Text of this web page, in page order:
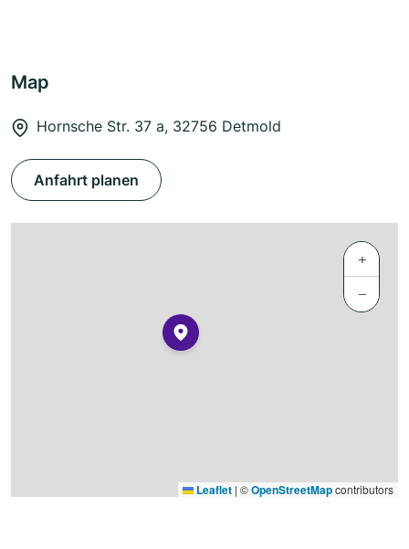
Map
Hornsche Str. 37 a, 32756 Detmold
Anfahrt planen
+
−
Leaflet | ©OpenStreetMapcontributors